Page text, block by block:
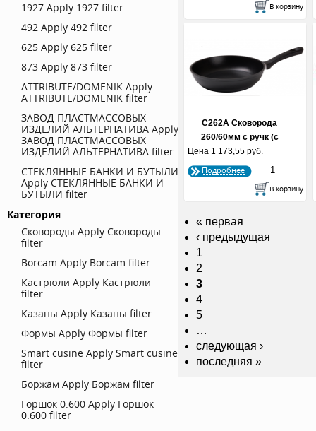
1927 Apply 1927 filter
492 Apply 492 filter
625 Apply 625 filter
873 Apply 873 filter
ATTRIBUTE/DOMENIK Apply
ATTRIBUTE/DOMENIK filter
ЗАВОД ПЛАСТМАССОВЫХ
ИЗДЕЛИЙ АЛЬТЕРНАТИВА Apply
ЗАВОД ПЛАСТМАССОВЫХ
ИЗДЕЛИЙ АЛЬТЕРНАТИВА filter
СТЕКЛЯННЫЕ БАНКИ И БУТЫЛИ
Apply СТЕКЛЯННЫЕ БАНКИ И
БУТЫЛИ filter
Категория
Сковороды Apply Сковороды
filter
Borcam Apply Borcam filter
Кастрюли Apply Кастрюли
filter
Казаны Apply Казаны filter
Формы Apply Формы filter
Smart cusine Apply Smart cusine
filter
Боржам Apply Боржам filter
Горшок 0.600 Apply Горшок
0.600 filter
С262А Сковорода
260/60мм с ручк (с
утолщ...
Цена 1 173,55 руб.
Подробнее
« первая
‹ предыдущая
1
2
3
4
5
…
следующая ›
последняя »